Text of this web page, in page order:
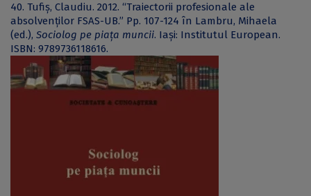
40. Tufiș, Claudiu. 2012. “Traiectorii profesionale ale
absolvenților FSAS-UB.” Pp. 107-124 în Lambru, Mihaela
(ed.), Sociolog pe piața muncii. Iași: Institutul European.
ISBN: 9789736118616.